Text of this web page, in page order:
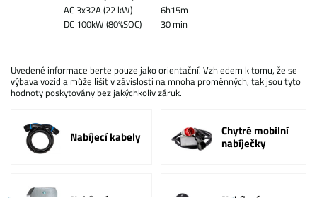
AC 3x32A (22 kW)
6h15m
DC 100kW (80%SOC)
30 min
Uvedené informace berte pouze jako orientační. Vzhledem k tomu, že se
výbava vozidla může lišit v závislosti na mnoha proměnných, tak jsou tyto
hodnoty poskytovány bez jakýchkoliv záruk.
Nabíjecí kabely Chytré mobilní
nabíječky